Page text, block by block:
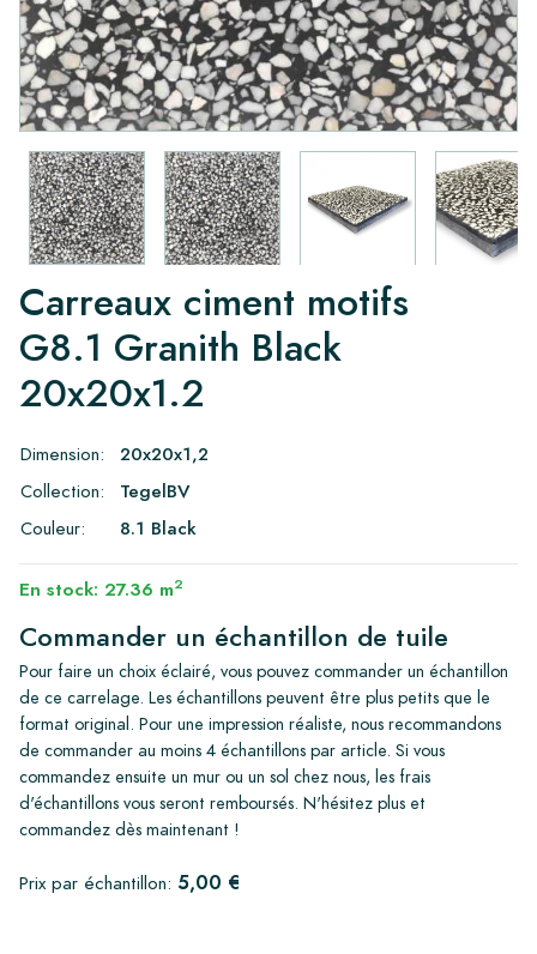
Carreaux ciment motifs
G8.1 Granith Black
20x20x1.2
Dimension:
20x20x1,2
Collection:
TegelBV
Couleur:
8.1 Black
En stock: 27.36 m2
Commander un échantillon de tuile
Pour faire un choix éclairé, vous pouvez commander un échantillon
de ce carrelage. Les échantillons peuvent être plus petits que le
format original. Pour une impression réaliste, nous recommandons
de commander au moins 4 échantillons par article. Si vous
commandez ensuite un mur ou un sol chez nous, les frais
d'échantillons vous seront remboursés. N'hésitez plus et
commandez dès maintenant !
Prix par échantillon: 5,00 €